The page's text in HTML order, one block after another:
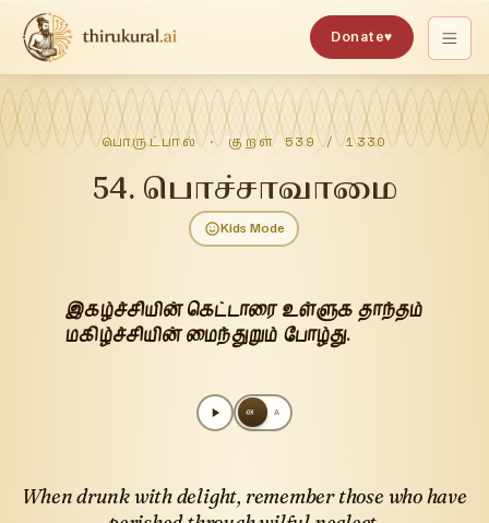
Donate♥
பொருட்பால்· குறள்539 /1330
54.பொச்சாவாமை
Kids Mode
இகழ்ச்சியின் கெட்டாரை உள்ளுக தாந்தம்
மகிழ்ச்சியின் மைந்துறும் போழ்து.
அ A
When drunk with delight, remember those who have